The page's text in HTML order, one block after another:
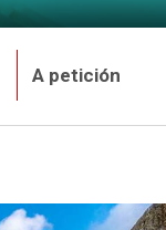
A petición